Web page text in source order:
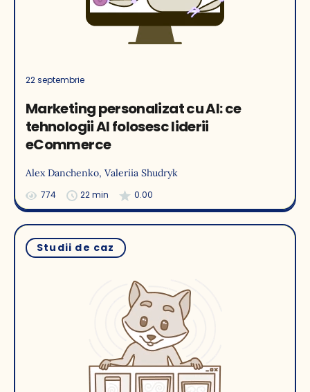
22 septembrie
Marketing personalizat cu AI: ce
tehnologii AI folosesc liderii
eCommerce
Alex Danchenko, Valeriia Shudryk
774 22 min 0.00
Studii de caz